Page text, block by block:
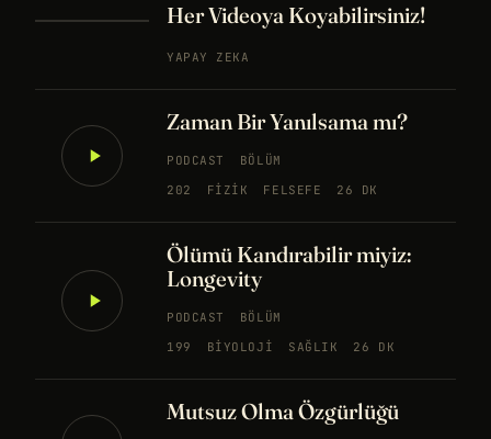
Her Videoya Koyabilirsiniz!
YAPAY ZEKA
Zaman Bir Yanılsama mı?
PODCAST
BÖLÜM
202
FIZIK FELSEFE 26 DK
Ölümü Kandırabilir miyiz:
Longevity
PODCAST
BÖLÜM
199
BIYOLOJI SAĞLIK 26 DK
Mutsuz Olma Özgürlüğü